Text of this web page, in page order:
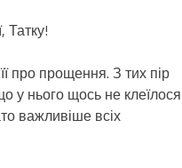
Татку!
про прощення. З тих пір
у нього щось не
важливіше всіх